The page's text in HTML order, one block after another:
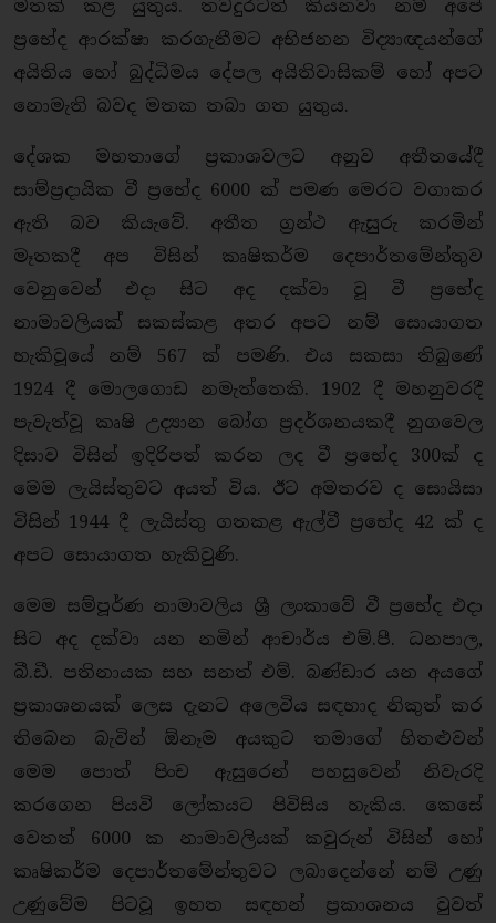
මතක් කළ යුතුය. තවදුරටත් කියනවා නම් අපේ
ප්‍රභේද ආරක්ෂා කරගැනීමට අභිජනන විද්‍යාඥයන්ගේ
අයිතිය හෝ බුද්ධිමය දේපල අයිතිවාසිකම් හෝ අපට
නොමැති බවද මතක තබා ගත යුතුය.
දේශක මහතාගේ ප්‍රකාශවලට අනුව අතීතයේදී
සාම්ප්‍රදායික වී ප්‍රභේද 6000 ක් පමණ මෙරට වගාකර
ඇති බව කියැවේ. අතීත ග්‍රන්ථ ඇසුරු කරමින්
මෑතකදී අප විසින් කෘෂිකර්ම දෙපාර්තමේන්තුව
වෙනුවෙන් එදා සිට අද දක්වා වූ වී ප්‍රභේද
නාමාවලියක් සකස්කළ අතර අපට නම් සොයාගත
හැකිවූයේ නම් 567 ක් පමණි. එය සකසා තිබුණේ
1924 දී මොලගොඩ නමැත්තෙකි. 1902 දී මහනුවරදී
පැවැත්වූ කෘෂි උද්‍යාන බෝග ප්‍රදර්ශනයකදී නුගවෙල
දිසාව විසින් ඉදිරිපත් කරන ලද වී ප්‍රභේද 300ක් ද
මෙම ලැයිස්තුවට අයත් විය. ඊට අමතරව ද සොයිසා
විසින් 1944 දී ලැයිස්තු ගතකළ ඇල්වී ප්‍රභේද 42 ක් ද
අපට සොයාගත හැකිවුණි.
මෙම සම්පූර්ණ නාමාවලිය ශ්‍රී ලංකාවේ වී ප්‍රභේද එදා
සිට අද දක්වා යන නමින් ආචාර්ය එම්.පී. ධනපාල,
බී.ඩී. පතිනායක සහ සනත් එම්. බණ්‍ඩාර යන අයගේ
ප්‍රකාශනයක් ලෙස දැනට අලෙවිය සඳහාද නිකුත් කර
තිබෙන බැවින් ඕනෑම අයකුට තමාගේ හිතළුවන්
මෙම පොත් පිංච ඇසුරෙන් පහසුවෙන් නිවැරදි
කරගෙන පියවි ලෝකයට පිවිසිය හැකිය. කෙසේ
වෙතත් 6000 ක නාමාවලියක් කවුරුන් විසින් හෝ
කෘෂිකර්ම දෙපාර්තමේන්තුවට ලබාදෙන්නේ නම් උණු
උණුවේම පිටවූ ඉහත සඳහන් ප්‍රකාශනය වුවත්